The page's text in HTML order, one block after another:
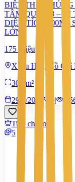
BIỆT THỰ
TÂM QUẬN 3 – VỊ
DIỆN TÍCH 300M2
LỚN
175 Triệu
Xuân Hòa, Hồ Chí
300 m²
29/6/2026
0|
Tiêu chuẩn
5